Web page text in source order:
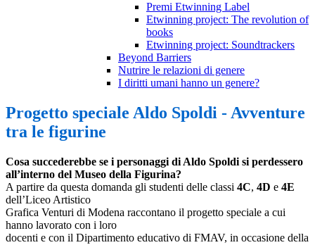
Premi Etwinning Label
Etwinning project: The revolution of
books
Etwinning project: Soundtrackers
Beyond Barriers
Nutrire le relazioni di genere
I diritti umani hanno un genere?
Progetto speciale Aldo Spoldi - Avventure
tra le figurine
Cosa succederebbe se i personaggi di Aldo Spoldi si perdessero
all’interno del Museo della Figurina?
A partire da questa domanda gli studenti delle classi 4C, 4D e 4E
dell’Liceo Artistico
Grafica Venturi di Modena raccontano il progetto speciale a cui
hanno lavorato con i loro
docenti e con il Dipartimento educativo di FMAV, in occasione della